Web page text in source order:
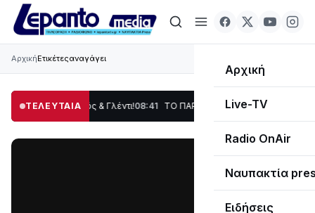
Αρχική
Live-TV
Radio OnAir
Ναυπακτία
Ειδήσεις
ΑρχικήΕτικέτεςαναγάγει
ΤΕΛΕΥΤΑΙΑ
Χορός & Γλέντι! 08:41 ΤΟ ΠΑΡΤΥ ΣΥΝΕΧΙΖΕΤΑΙ… 19:47 Στο σκοτάδι